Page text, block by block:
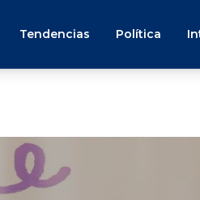
Tendencias Política